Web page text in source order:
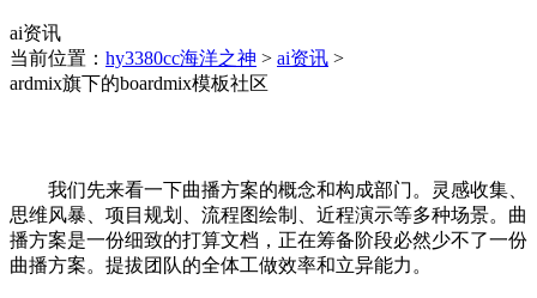
ai资讯
当前位置： hy3380cc海洋之神 > ai资讯 >
ardmix旗下的boardmix模板社区
我们先来看一下曲播方案的概念和构成部门。灵感收集、
思维风暴、项目规划、流程图绘制、近程演示等多种场景。曲
播方案是一份细致的打算文档，正在筹备阶段必然少不了一份
曲播方案。提拔团队的全体工做效率和立异能力。